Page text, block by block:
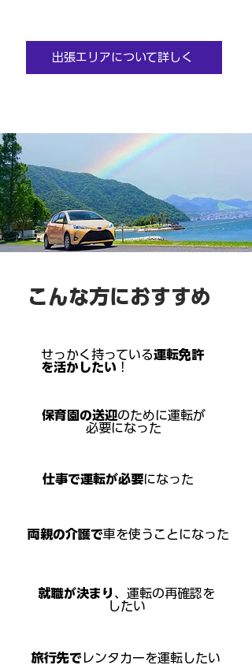
出張エリアについて詳しく
こんな方におすすめ
せっかく持っている運転免許
を活かしたい ！
保育園の送迎のために運転が
必要になった
仕事で運転が必要になった
両親の介護で車を使うことになった
就職が決まり 、運転の再確認を
したい
旅行先で レンタカーを運転したい